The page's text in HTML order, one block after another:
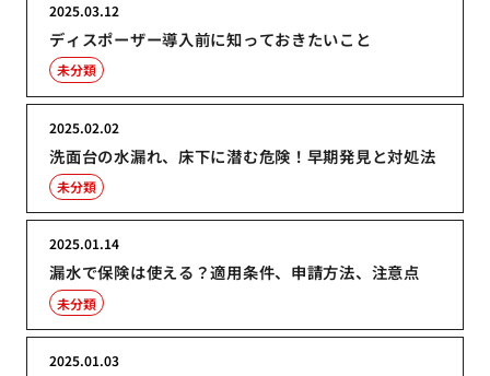
ディスポーザー導入前に知っておきたいこと
2025.03.12
未分類
洗面台の水漏れ、床下に潜む危険！早期発見と対処法
2025.02.02
未分類
漏水で保険は使える？適用条件、申請方法、注意点
2025.01.14
未分類
2025.01.03